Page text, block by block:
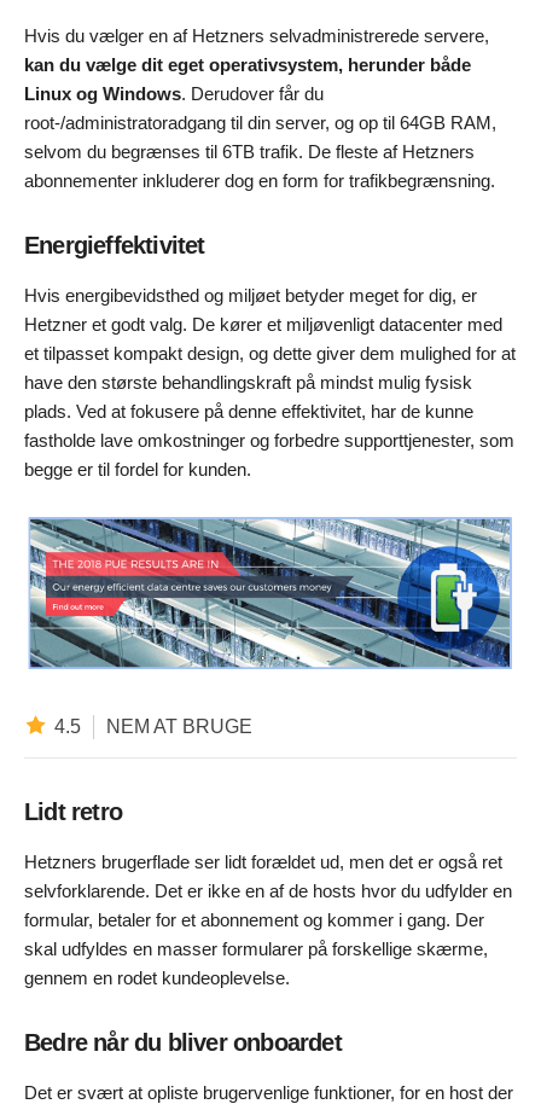
Hvis du vælger en af Hetzners selvadministrerede servere,
kan du vælge dit eget operativsystem, herunder både
Linux og Windows. Derudover får du
root-/administratoradgang til din server, og op til 64GB RAM,
selvom du begrænses til 6TB trafik. De fleste af Hetzners
abonnementer inkluderer dog en form for trafikbegrænsning.
Energieffektivitet
Hvis energibevidsthed og miljøet betyder meget for dig, er
Hetzner et godt valg. De kører et miljøvenligt datacenter med
et tilpasset kompakt design, og dette giver dem mulighed for at
have den største behandlingskraft på mindst mulig fysisk
plads. Ved at fokusere på denne effektivitet, har de kunne
fastholde lave omkostninger og forbedre supporttjenester, som
begge er til fordel for kunden.
4.5 NEM AT BRUGE
Lidt retro
Hetzners brugerflade ser lidt forældet ud, men det er også ret
selvforklarende. Det er ikke en af de hosts hvor du udfylder en
formular, betaler for et abonnement og kommer i gang. Der
skal udfyldes en masser formularer på forskellige skærme,
gennem en rodet kundeoplevelse.
Bedre når du bliver onboardet
Det er svært at opliste brugervenlige funktioner, for en host der